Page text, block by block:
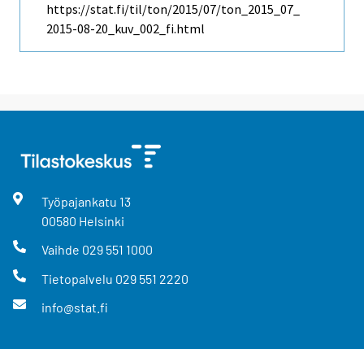
https://stat.fi/til/ton/2015/07/ton_2015_07_
2015-08-20_kuv_002_fi.html
Työpajankatu 13
00580 Helsinki
Vaihde 029 551 1000
Tietopalvelu 029 551 2220
info@stat.fi